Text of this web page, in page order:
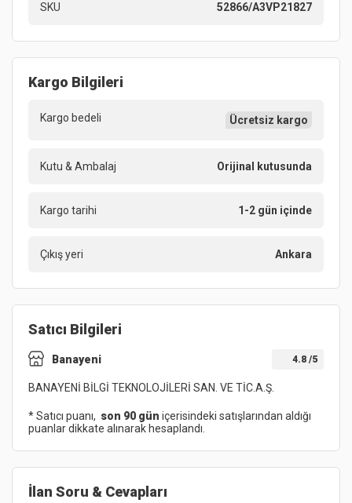
SKU 52866/A3VP21827
Kargo Bilgileri
Kargo bedeli Ücretsiz kargo
Kutu & Ambalaj Orijinal kutusunda
Kargo tarihi 1-2 gün içinde
Çıkış yeri Ankara
Satıcı Bilgileri
Banayeni 4.8 /5
BANAYENİ BİLGİ TEKNOLOJİLERİ SAN. VE TİC.A.Ş.
* Satıcı puanı, son 90 gün içerisindeki satışlarından aldığı
puanlar dikkate alınarak hesaplandı.
İlan Soru & Cevapları